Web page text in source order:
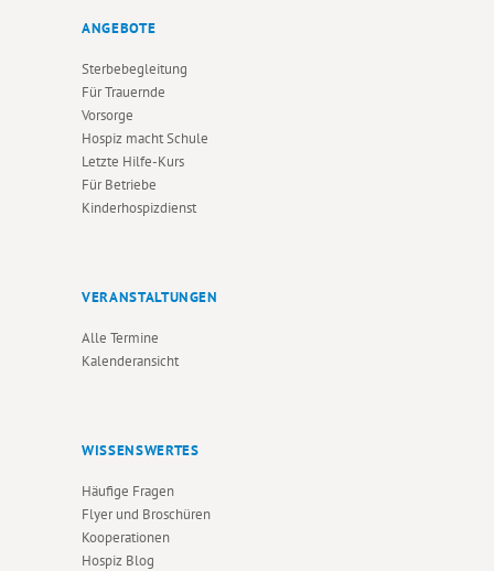
ANGEBOTE
Sterbebegleitung
Für Trauernde
Vorsorge
Hospiz macht Schule
Letzte Hilfe-Kurs
Für Betriebe
Kinderhospizdienst
VERANSTALTUNGEN
Alle Termine
Kalenderansicht
WISSENSWERTES
Häufige Fragen
Flyer und Broschüren
Kooperationen
Hospiz Blog